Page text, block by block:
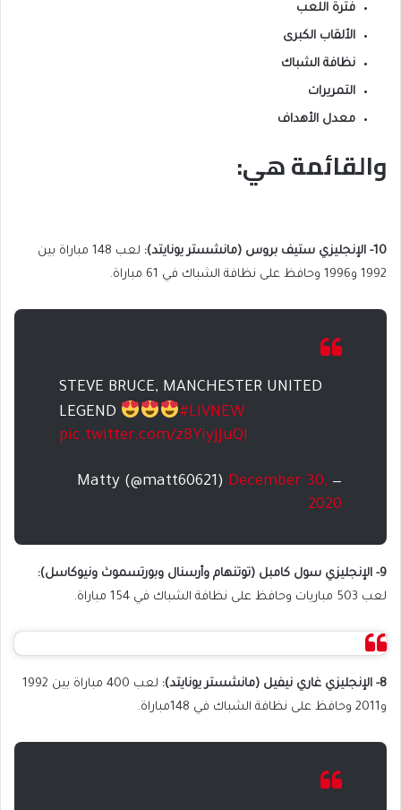
فترة اللعب
الألقاب الكبرى
نظافة الشباك
التمريرات
معدل الأهداف
والقائمة هي:
10- الإنجليزي ستيف بروس (مانشستر يونايتد):
لعب 148 مباراة بين
1992 و1996 وحافظ على نظافة الشباك في 61 مباراة.
STEVE BRUCE, MANCHESTER UNITED
LEGEND
#LIVNEW
pic.twitter.com/zBYiyjJuQl
— Matty (@matt60621)
December 30,
2020
9- الإنجليزي سول كامبل (توتنهام وأرسنال وبورتسموث ونيوكاسل):
لعب 503 مباريات وحافظ على نظافة الشباك في 154 مباراة.
8- الإنجليزي غاري نيفيل (مانشستر يونايتد):
لعب 400 مباراة بين 1992
و2011 وحافظ على نظافة الشباك في 148مباراة.